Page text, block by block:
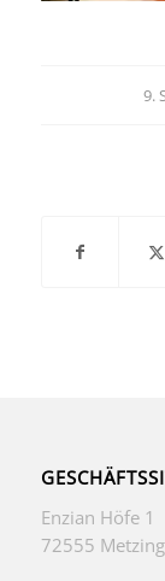
9.
Enzian Höfe 1
72555